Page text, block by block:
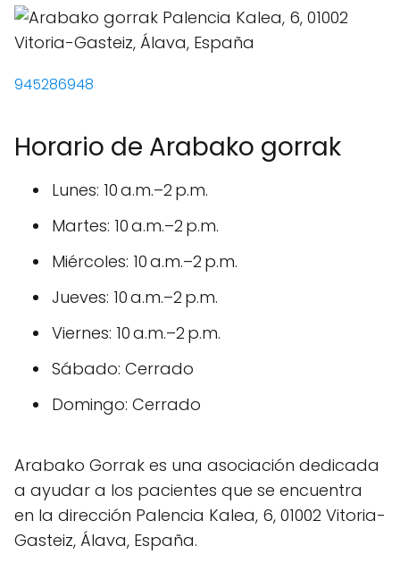
945286948
Horario de Arabako gorrak
Lunes: 10 a.m.–2 p.m.
Martes: 10 a.m.–2 p.m.
Miércoles: 10 a.m.–2 p.m.
Jueves: 10 a.m.–2 p.m.
Viernes: 10 a.m.–2 p.m.
Sábado: Cerrado
Domingo: Cerrado
Arabako Gorrak es una asociación dedicada
a ayudar a los pacientes que se encuentra
en la dirección Palencia Kalea, 6, 01002 Vitoria-
Gasteiz, Álava, España.